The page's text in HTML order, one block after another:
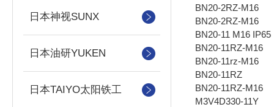
日本神视SUNX
日本油研YUKEN
日本TAIYO太阳铁工
BN20-2RZ-M16
BN20-2RZ-M16
BN20-11 M16 IP65
BN20-11RZ-M16
BN20-11rz-M16
BN20-11RZ
BN20-11RZ-M16
M3V4D330-11Y